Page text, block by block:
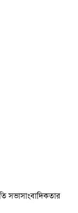
সভাসাংবাদিকতার